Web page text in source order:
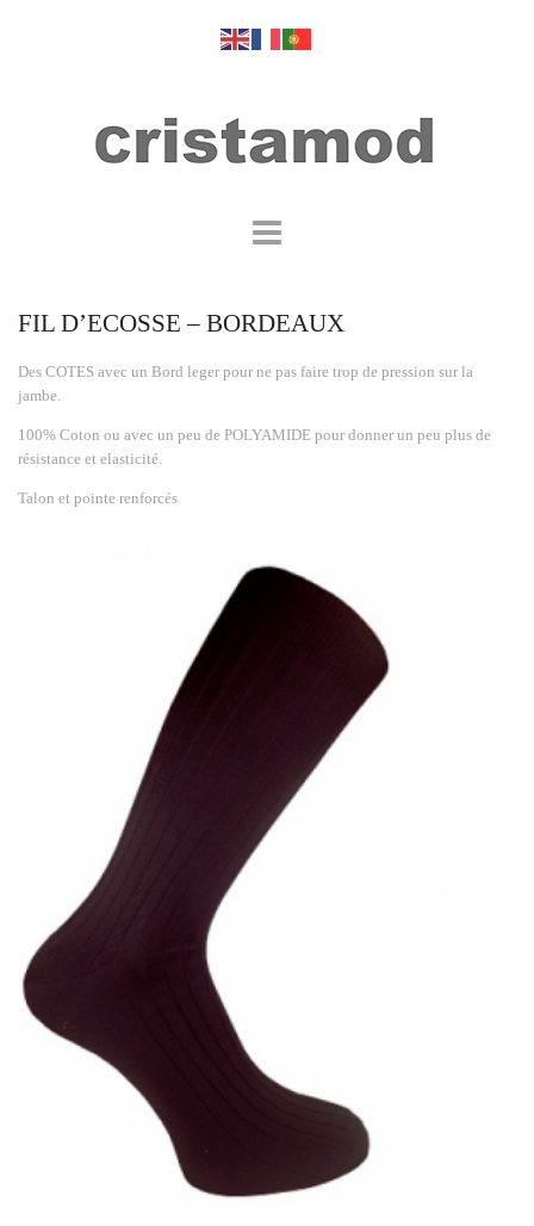
FIL D’ECOSSE – BORDEAUX
Des COTES avec un Bord leger pour ne pas faire trop de pression sur la
jambe.
100% Coton ou avec un peu de POLYAMIDE pour donner un peu plus de
résistance et elasticité.
Talon et pointe renforcés